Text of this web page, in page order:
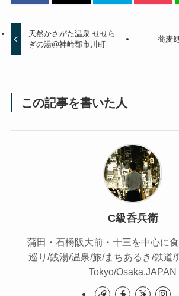
天然かさがた温泉 せせら
ぎの湯@神崎郡市川町
蕎麦
この記事を書いた人
C級呑兵衛
蒲田・石橋阪大前・十三を中心に
巡り/銭湯/温泉/旅/まちあるき/鉄道/
Tokyo/Osaka,JAPAN